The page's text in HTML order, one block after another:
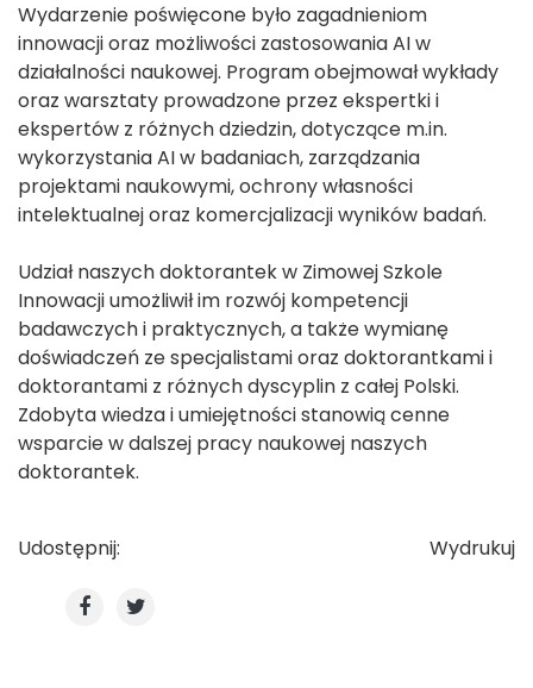
Wydarzenie poświęcone było zagadnieniom
innowacji oraz możliwości zastosowania AI w
działalności naukowej. Program obejmował wykłady
oraz warsztaty prowadzone przez ekspertki i
ekspertów z różnych dziedzin, dotyczące m.in.
wykorzystania AI w badaniach, zarządzania
projektami naukowymi, ochrony własności
intelektualnej oraz komercjalizacji wyników badań.
Udział naszych doktorantek w Zimowej Szkole
Innowacji umożliwił im rozwój kompetencji
badawczych i praktycznych, a także wymianę
doświadczeń ze specjalistami oraz doktorantkami i
doktorantami z różnych dyscyplin z całej Polski.
Zdobyta wiedza i umiejętności stanowią cenne
wsparcie w dalszej pracy naukowej naszych
doktorantek.
Udostępnij: Wydrukuj